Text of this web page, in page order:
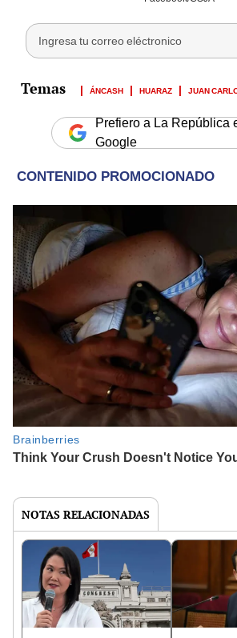
ÁNCASH HUARAZ JUAN
Prefiero a La República
Google
NOTAS RELACIONADAS